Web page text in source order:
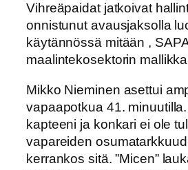
Vihreäpaidat jatkoivat
onnistunut avausjaksolla
käytännössä mitään ,
maalintekosektorin
Mikko Nieminen asettui
vapaapotkua 41.
kapteeni ja konkari ei ole
vapareiden
kerrankos sitä. ”Micen”